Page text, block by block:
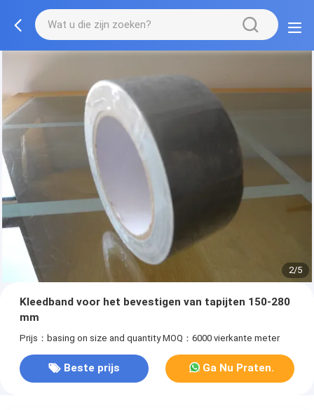
2/5
Kleedband voor het bevestigen van tapijten 150-280
mm
Prijs：basing on size and quantity MOQ：6000 vierkante meter
Beste prijs Ga Nu Praten.